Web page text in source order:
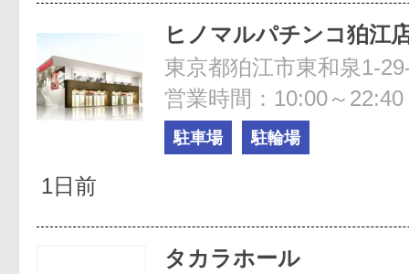
ヒノマルパチンコ狛江
東京都狛江市東和泉1-
営業時間：10:00～22:40
駐車場 駐輪場
1日前
タカラホール